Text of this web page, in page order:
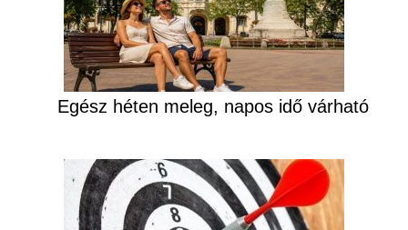
Egész héten meleg, napos idő várható